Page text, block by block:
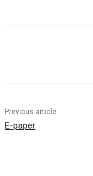
Previous article
E-paper